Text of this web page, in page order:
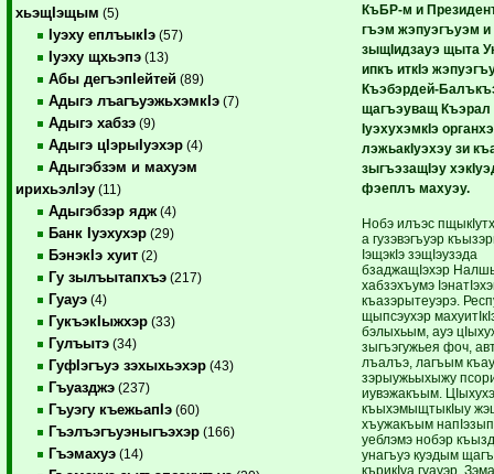
хьэщIэщым (5)
Iуэху еплъыкIэ (57)
Iуэху щхьэпэ (13)
Абы дегъэпIейтей (89)
Адыгэ лъагъуэжьхэмкIэ (7)
Адыгэ хабзэ (9)
Адыгэ цIэрыIуэхэр (4)
Адыгэбзэм и махуэм
ирихьэлIэу (11)
Адыгэбзэр ядж (4)
Банк Iуэхухэр (29)
БэнэкIэ хуит (2)
Гу зылъытапхъэ (217)
Гуауэ (4)
ГукъэкIыжхэр (33)
Гулъытэ (34)
ГуфIэгъуэ зэхыхьэхэр (43)
Гъуазджэ (237)
Гъуэгу къежьапIэ (60)
Гъэлъэгъуэныгъэхэр (166)
Гъэмахуэ (14)
КъБР-м и
гъэм жэпуэгъуэм и
зыщIидзауэ щыта
ипкъ иткIэ
Къэбэрдей-
щагъэуващ Къэрал
IуэхухэмкIэ
лэжьакIуэхэу зи
зыгъэзащIэу
фэеплъ махуэу.
Нобэ илъэс
а гузэвэгъуэр
IэщэкIэ зэщIэузэда
бзаджащIэхэр
хабзэхъумэ
къазэрытеуэрэ.
щыпсэухэр
бэлыхьым, ауэ
зыгъэгужьея фоч,
лъалъэ, лагъым
зэрыужьыхыжу
иувэжакъым.
къыхэмыщтыкIыу
хъужакъым
уеблэмэ нобэр
унагъуэ куэдым
кърикIуа гуауэр.